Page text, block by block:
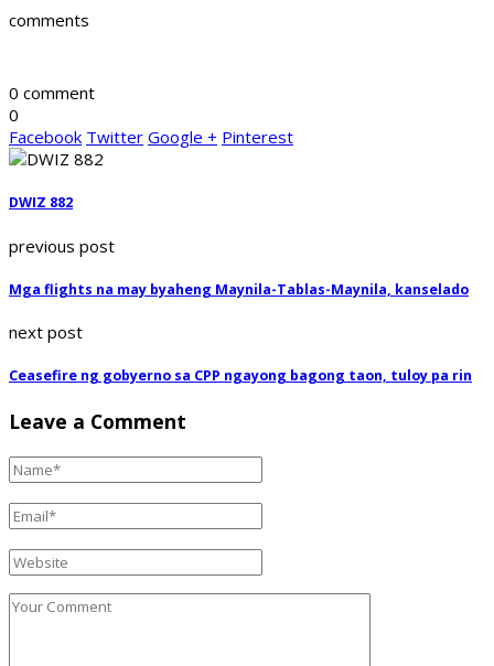
comments
0 comment
0
Facebook Twitter Google + Pinterest
DWIZ 882
previous post
Mga flights na may byaheng Maynila-Tablas-Maynila, kanselado
next post
Ceasefire ng gobyerno sa CPP ngayong bagong taon, tuloy pa rin
Leave a Comment